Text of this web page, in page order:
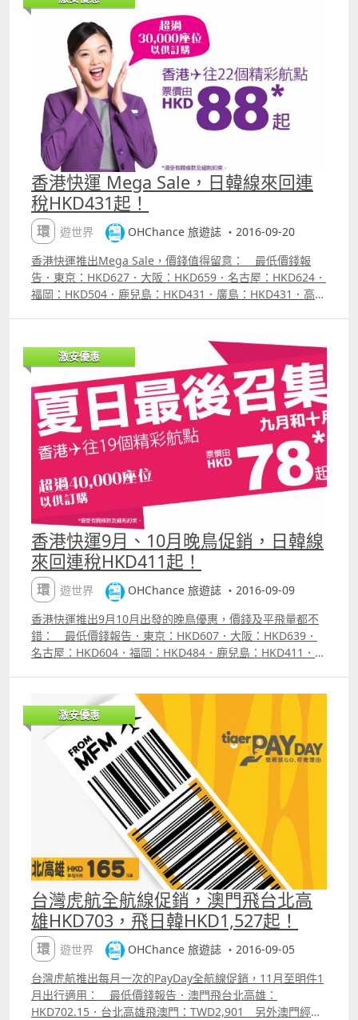
子前後3天的票價，較易找到平飛；．澳門航空票價已包機
上餐飲及20KG 托運行李額。 附註：上述最低價錢為航
空公司公告之最優惠價格，或本站能找到的最低價格；每一
航班有否優惠票價及所存票量由航空公司決定，優惠票量有
限售完即止。 【促銷公司】澳門航空（Air Macau）【搭乘
日期】10月30日至2017年1月24日【販賣時間】已開賣，至
10月5日2359【最長停留】7天【航班限制】沒有【預訂網
址】httpohchance.inforefairmacau 價錢 Sample
ndash; 澳門飛大阪來回連稅MOP2,486
香港快運 Mega Sale，日韓線來回連
稅HKD431起！
環遊世界
OHChance 旅遊誌 ・2016-09-20
香港快運推出Mega Sale，價錢值得留意： 最低價錢報
告．東京：HKD627．大阪：HKD659．名古屋：HKD624．
福岡：HKD504．鹿兒島：HKD431．廣島：HKD431．高
HKD593．台中：HKD561．花蓮：HKD561（出發12月6日
至3月25日）．布吉：HKD614．清邁：HKD614．清萊：
HKD614（出發11月25日至3月25日）．暹粒：HKD631．
峴港：HKD568．芽莊：HKD443（出發11月9日至3月25
日）．仰光：HKD612（出發至3月25日）．曼德勒：
HKD612（出發至10月28日） 以上價格為香港出發來回連
稅價。 重點資訊．都係個句，日本機票是首選，韓國反
而現在因澳門多左航空公司飛，可以等等看看； ．廣島、高
松、石垣都係極抵玩之選； ．台灣花蓮都可以考慮看看；
．平飛目前看是一般般，十一、聖誕、新年、復活節呢d 大
紅日慣例無平； ．最近快運有隔一兩天灌平飛入系統的習
慣，所以就算現在看不到，都可以得閒就睇睇。 附加資
訊．香港快運可以乘搭機場船直接由澳門到香港機場海天客
運碼頭 checkin 並獲退HKD120 香港離境稅； ．香港快運
票價不包機上餐飲及托運行李（但包括10KG手提行李）；
．香港快運托運行李每程價格為：20KG=HKD260、
25KG=HKD360、30KG=HKD365，如非在購票時一同購
買，事後補會略貴HK130220； ．如果買左飛不能成行，仍
可以申請退回稅金，詳情參閱：
httpohnote.ohchance.infohkexpresstaxrefund 附
註：上述最低價錢為航空公司公告之最優惠價格，或本站能
找到的最低價格；每一航班有否優惠票價及所存票量由航空
公司決定，優惠票量有限售完即止。 【促銷公司】香港快運
（Hong Kong Express）【搭乘日期】9月27日至2017年7
月13日【販賣時間】已開賣，至9月22日2359【最長停留】
不限【航班限制】部份航點出發日期另有限制【預訂網址】
httpohchance.inforefhkexpress 價錢Sample ndash; 香
港飛福岡、鹿兒島回香港，連稅HKD431
激安優惠
香港快運9月、10月晚鳥促銷，日韓線
來回連稅HKD411起！
環遊世界
OHChance 旅遊誌 ・2016-09-09
香港快運推出9月10月出發的晚鳥優惠，價錢及平飛量都不
錯： 最低價錢報告．東京：HKD607．大阪：HKD639．
名古屋：HKD604．福岡：HKD484．鹿兒島：HKD411．廣
HKD541．布吉：HKD594．清邁：HKD594．暹粒：
HKD611．峴港：HKD548．仰光：HKD592．曼德勒：
HKD592 以上價格為香港出發來回連稅價。 重點資
訊．Last minute 去日本計埋船飛都唔使一千抵玩；．廣
島、高松、石垣都係極抵玩之選；．平飛唔算難太搵，連大
熱門東京大阪都係（10月多d平飛），當然大假期日子除
外。 附加資訊．香港快運票價不包機上餐飲及托運行李
（但包括10KG手提行李）；．香港快運托運行李每程價格
為：20KG=HKD260、25KG=HKD360、30KG=HKD365，
如非在購票時一同購買，事後補會略貴HK130220。 附
註：上述最低價錢為航空公司公告之最優惠價格，或本站能
找到的最低價格；每一航班有否優惠票價及所存票量由航空
公司決定，優惠票量有限售完即止。 【促銷公司】香港快運
（Hong Kong Express）【搭乘日期】9月9日至10月31日
【販賣時間】已開賣，至9月12日2359【最長停留】不限
【航班限制】沒有【預訂網址】
httpohchance.inforefhkexpress 價錢Sample ndash; 香
港飛大阪來回連稅HKD639
激安優惠
台灣虎航全航線促銷，澳門飛台北高
雄HKD703，飛日韓HKD1,527起！
環遊世界
OHChance 旅遊誌 ・2016-09-05
台灣虎航推出每月一次的PayDay全航線促銷，11月至明件1
月出行適用： 最低價錢報告．澳門飛台北高雄：
HKD702.15．台北高雄飛澳門：TWD2,901 另外澳門經台